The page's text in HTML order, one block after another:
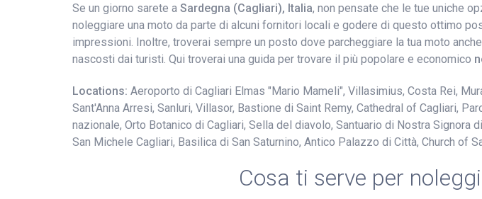
Se un giorno sarete a Sardegna (Cagliari), Italia, non pensate che le tue uniche
noleggiare una moto da parte di alcuni fornitori locali e godere di questo ottimo
impressioni. Inoltre, troverai sempre un posto dove parcheggiare la tua moto
nascosti dai turisti. Qui troverai una guida per trovare il più popolare e economico
Locations: Aeroporto di Cagliari Elmas "Mario Mameli", Villasimius, Costa Rei,
Sant'Anna Arresi, Sanluri, Villasor, Bastione di Saint Remy, Cathedral of Cagliari,
nazionale, Orto Botanico di Cagliari, Sella del diavolo, Santuario di Nostra
San Michele Cagliari, Basilica di San Saturnino, Antico Palazzo di Città, Church of
Cosa ti serve per